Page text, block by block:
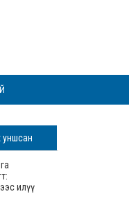
уншсан
илүү